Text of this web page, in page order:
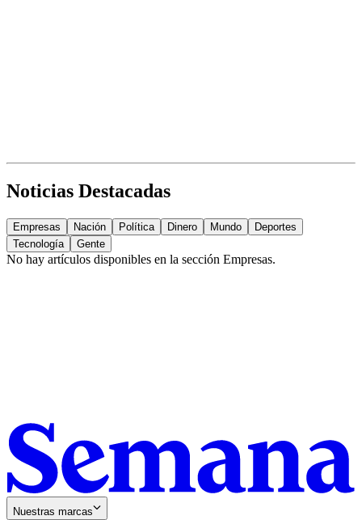
Noticias Destacadas
Empresas Nación Política Dinero Mundo
Deportes
Tecnología
Gente
No hay artículos disponibles en la sección Empresas.
Nuestras marcas